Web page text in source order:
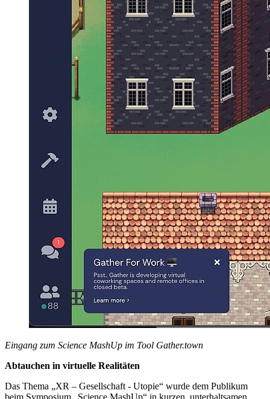
Eingang zum Science MashUp im Tool Gather.town
Abtauchen in virtuelle Realitäten
Das Thema „XR – Gesellschaft - Utopie“ wurde dem Publikum